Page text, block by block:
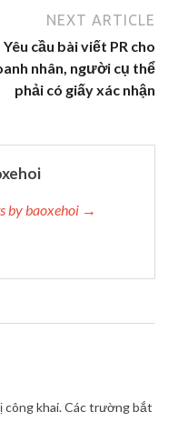
NEXT ARTICLE
Yêu cầu bài viết PR cho
nhân, người cụ thể
phải có giấy xác nhận
by baoxehoi →
công khai.Các trường bắt